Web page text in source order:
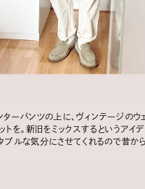
ーパンツの上に、ヴィンテージのウ
トを。新旧をミックスするというアイ
ブルな気分にさせてくれるので昔か